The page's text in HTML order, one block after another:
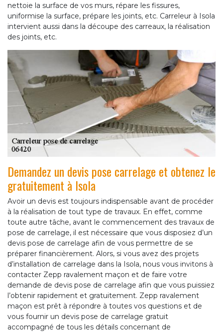
nettoie la surface de vos murs, répare les fissures,
uniformise la surface, prépare les joints, etc. Carreleur à Isola
intervient aussi dans la découpe des carreaux, la réalisation
des joints, etc.
Demandez un devis pose carrelage et obtenez le
gratuitement à Isola
Avoir un devis est toujours indispensable avant de procéder
à la réalisation de tout type de travaux. En effet, comme
toute autre tâche, avant le commencement des travaux de
pose de carrelage, il est nécessaire que vous disposiez d’un
devis pose de carrelage afin de vous permettre de se
préparer financièrement. Alors, si vous avez des projets
d’installation de carrelage dans la Isola, nous vous invitons à
contacter Zepp ravalement maçon et de faire votre
demande de devis pose de carrelage afin que vous puissiez
l’obtenir rapidement et gratuitement. Zepp ravalement
maçon est prêt à répondre à toutes vos questions et de
vous fournir un devis pose de carrelage gratuit
accompagné de tous les détails concernant de